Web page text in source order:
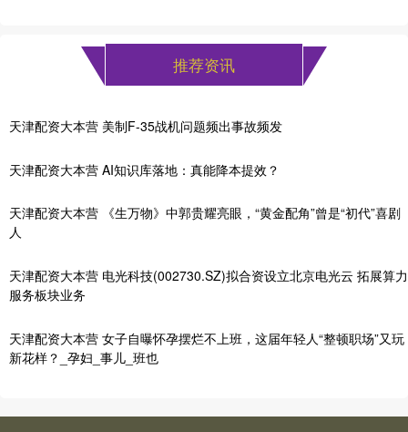
推荐资讯
天津配资大本营 美制F-35战机问题频出事故频发
天津配资大本营 AI知识库落地：真能降本提效？
天津配资大本营 《生万物》中郭贵耀亮眼，“黄金配角”曾是“初代”喜剧
人
天津配资大本营 电光科技(002730.SZ)拟合资设立北京电光云 拓展算力
服务板块业务
天津配资大本营 女子自曝怀孕摆烂不上班，这届年轻人“整顿职场”又玩
新花样？_孕妇_事儿_班也